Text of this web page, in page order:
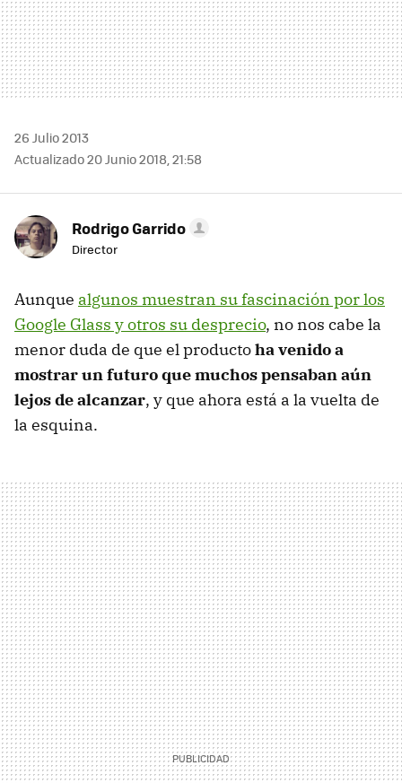
26 Julio 2013
Actualizado 20 Junio 2018, 21:58
Rodrigo Garrido
Director
Aunque algunos muestran su fascinación por los
Google Glass y otros su desprecio, no nos cabe la
menor duda de que el productoha venido a
mostrar un futuro que muchos pensaban aún
lejos de alcanzar, y que ahora está a la vuelta de
la esquina.